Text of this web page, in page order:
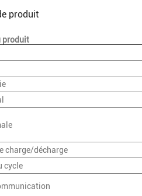
produit
produit
charge/décharge
cycle